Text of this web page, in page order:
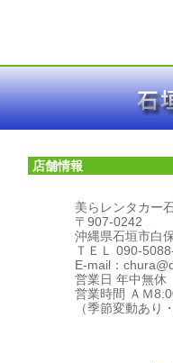
店舗情報
美らレンタカー
〒907-0242
沖縄県石垣市白
ＴＥＬ 090-
E-mail：
営業日 年中無休
営業時間 ＡＭ
（季節変動あり